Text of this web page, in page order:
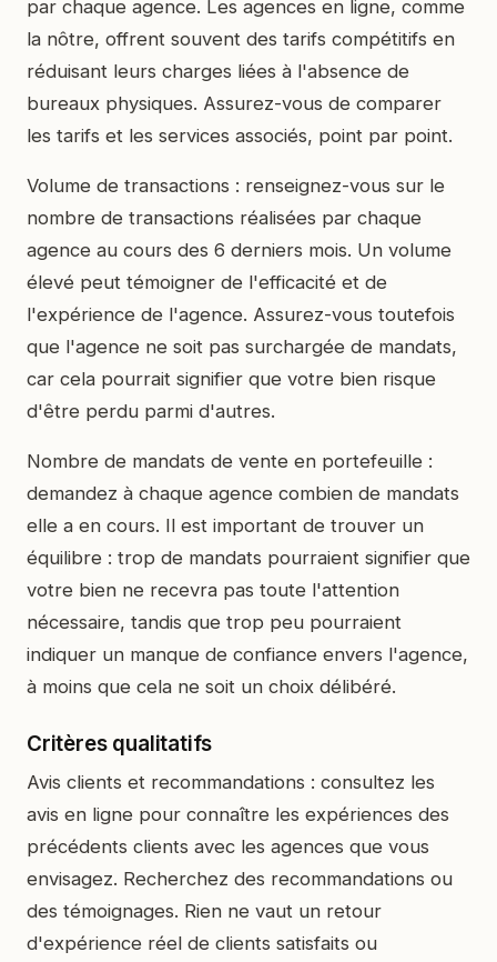
par chaque agence. Les agences en ligne, comme
la nôtre, offrent souvent des tarifs compétitifs en
réduisant leurs charges liées à l'absence de
bureaux physiques. Assurez-vous de comparer
les tarifs et les services associés, point par point.
Volume de transactions : renseignez-vous sur le
nombre de transactions réalisées par chaque
agence au cours des 6 derniers mois. Un volume
élevé peut témoigner de l'efficacité et de
l'expérience de l'agence. Assurez-vous toutefois
que l'agence ne soit pas surchargée de mandats,
car cela pourrait signifier que votre bien risque
d'être perdu parmi d'autres.
Nombre de mandats de vente en portefeuille :
demandez à chaque agence combien de mandats
elle a en cours. Il est important de trouver un
équilibre : trop de mandats pourraient signifier que
votre bien ne recevra pas toute l'attention
nécessaire, tandis que trop peu pourraient
indiquer un manque de confiance envers l'agence,
à moins que cela ne soit un choix délibéré.
Critères qualitatifs
Avis clients et recommandations : consultez les
avis en ligne pour connaître les expériences des
précédents clients avec les agences que vous
envisagez. Recherchez des recommandations ou
des témoignages. Rien ne vaut un retour
d'expérience réel de clients satisfaits ou